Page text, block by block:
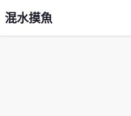
混水摸魚